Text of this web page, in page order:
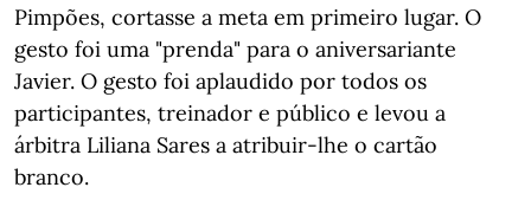
Pimpões, cortasse a meta em primeiro lugar. O
gesto foi uma "prenda" para o aniversariante
Javier. O gesto foi aplaudido por todos os
participantes, treinador e público e levou a
árbitra Liliana Sares a atribuir-lhe o cartão
branco.